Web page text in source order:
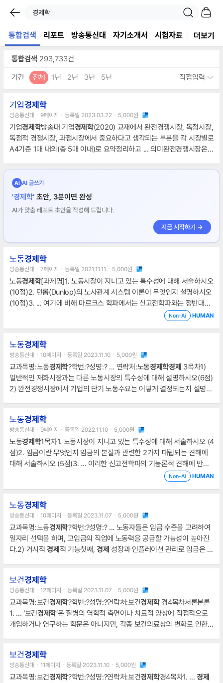
통합검색 리포트 방송통신대 자기소개서 시험자료 논문 표
더보기
통합검색 293,733건
기간 전체 1년 2년 3년 5년 직접입력
기업경제학
방송통신대ㆍ9페이지ㆍ등록일 2023.03.22ㆍ5,000원
기업경제학방송대 기업경제학(2020) 교재에서 완전경쟁시장, 독점시장,
독점적 경쟁시장, 과점시장에서 중요하다고 생각되는 부분을 각 시장별로
A4기준 1매 내외(총 5매 이내)로 요약정리하고 ... 의미완전경쟁시장은
심지어 자유 시장경제의 본산인 미국에서도 시장을 교란하는 독점 행위
는 엄격하게 처벌된다.5, 독점적 경쟁시장의 의미독점적 경쟁시장은
학에서 기업들이 시장에서 독점적인 지위를 가지고
AI AI 글쓰기
'경제학' 초안, 3분이면 완성
AI가 맞춤 레포트 초안을 작성해 드립니다.
지금 시작하기 →
노동경제학
방송통신대ㆍ7페이지ㆍ등록일 2021.11.11ㆍ5,000원
노동경제학[과제명]1. 노동시장이 지니고 있는 특수성에 대해 서술하시오
(10점)2. 던롭(Dunlop)의 노사관계 시스템 이론이 무엇인지 설명하시오
(10점)3. ... 여기에 비해 마르크스 학파에서는 신고전학파와는 정반대의
입장으로 노동력의 가치를 화폐로 반영했다는 입장이다. ... 임금의 본질
Non-Ai HUMAN
노동경제학
방송통신대ㆍ10페이지ㆍ등록일 2023.11.10ㆍ5,000원
교과목명:노동경제학?학번:?성명:? ... 연락처:노동경제학경제 3목차1)
일반적인 재화시장과는 다른 노동시장의 특수성에 대해 설명하시오(6점)
2) 완전경쟁시장에서 기업의 단기 노동수요는 어떻게 결정되는지 설명하
는 수요자이다.
노동경제학
방송통신대ㆍ9페이지ㆍ등록일 2022.11.10ㆍ5,000원
노동경제학1목차1. 노동시장이 지니고 있는 특수성에 대해 서술하시오 (4
점)2. 임금이란 무엇인지 임금의 본질과 관련한 2가지 대립되는 견해에
대해 서술하시오 (5점)3. ... 이러한 신고전학파의 기능론적 견해에 반해
갈등론에 기반하고 있는 마르크스 학파의 견해는 신고전학파와는 정반대
적 관계를 중시하는 특징을 보인다.7.
Non-Ai HUMAN
노동경제학
방송통신대ㆍ10페이지ㆍ등록일 2023.11.07ㆍ5,000원
교과목명:노동경제학?학번:?성명:? ... 노동자들은 임금 수준을 고려하여
일자리 선택을 하며, 고임금의 직업에 노동력을 공급할 가능성이 높아진
다.2) 거시적경제 적 기능첫째,경제 성장과 인플레이션 관리로 임금은 거
보건경제학
방송통신대ㆍ12페이지ㆍ등록일 2023.11.07ㆍ5,000원
교과목명:보건경제학?학번:?성명:?연락처:보건경제학경4목차서론본론
1. ... ‘보건경제학’은 질병의 역학적 측면이나 치료적 양상에 직접적으로
개입하거나 연구하는 학문은 아니지만, 각종 보건의료상의 변화로 인한
배분할지는 중요한 문제이다.
보건경제학
방송통신대ㆍ11페이지ㆍ등록일 2023.11.10ㆍ5,000원
교과목명:보건경제학?학번:?성명:?연락처:보건경제학경4목차1. ...경제